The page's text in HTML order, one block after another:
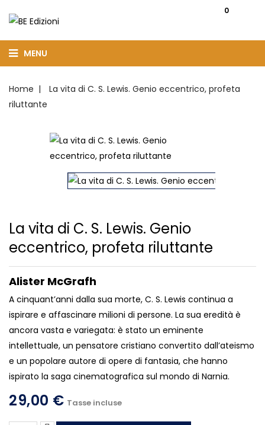
0
MENU
Home
La vita di C. S. Lewis. Genio eccentrico, profeta
riluttante
La vita di C. S. Lewis. Genio
eccentrico, profeta riluttante
Alister McGrafh
A cinquant’anni dalla sua morte, C. S. Lewis continua a
ispirare e affascinare milioni di persone. La sua eredità è
ancora vasta e variegata: è stato un eminente
intellettuale, un pensatore cristiano convertito dall’ateismo
e un popolare autore di opere di fantasia, che hanno
ispirato la saga cinematografica sul mondo di Narnia.
29,00 € Tasse incluse